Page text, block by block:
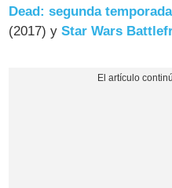
Dead: segunda temporada
(2017) yStar Wars